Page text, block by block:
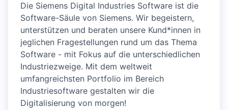
Die Siemens Digital Industries Software ist die
Software-Säule von Siemens. Wir begeistern,
unterstützen und beraten unsere Kund*innen in
jeglichen Fragestellungen rund um das Thema
Software - mit Fokus auf die unterschiedlichen
Industriezweige. Mit dem weltweit
umfangreichsten Portfolio im Bereich
Industriesoftware gestalten wir die
Digitalisierung von morgen!